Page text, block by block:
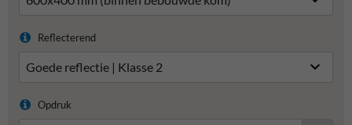
Reflecterend
Opdruk